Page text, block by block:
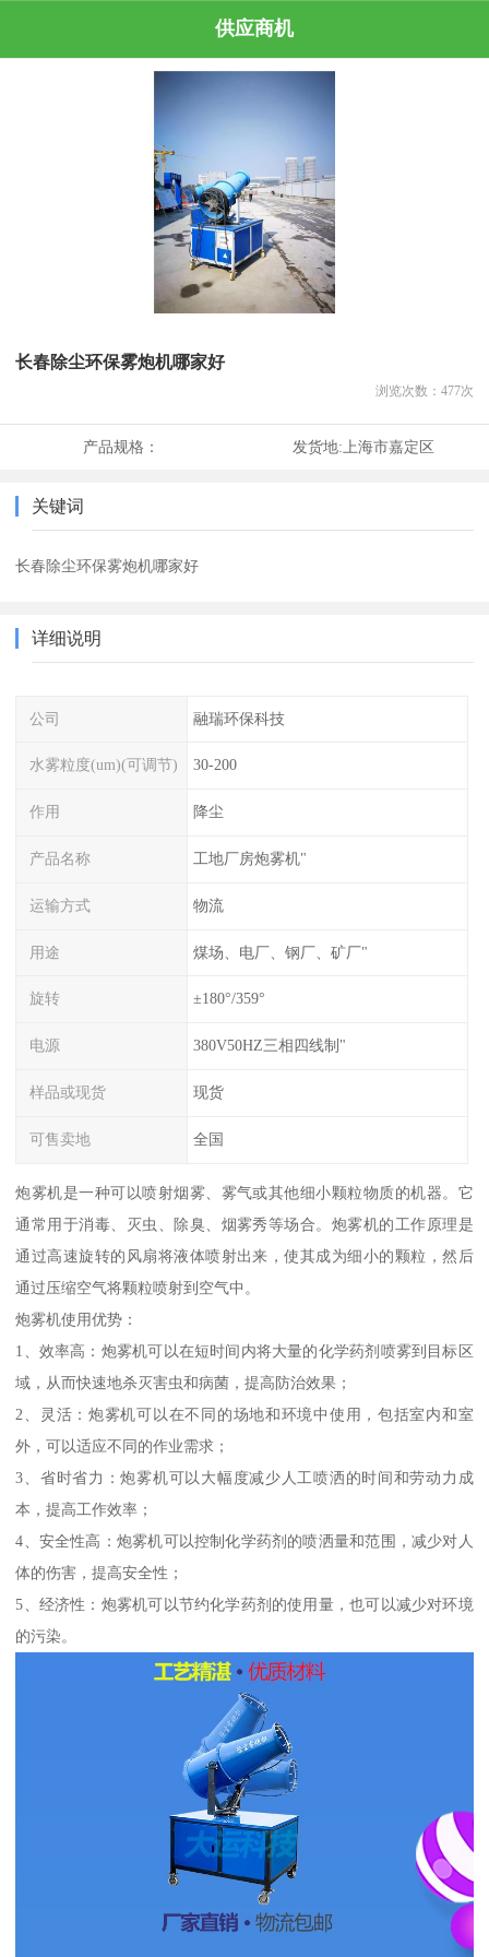
供应商机
长春除尘环保雾炮机哪家好
浏览次数： 477次
产品规格： 发货地:上海市嘉定区
关键词
长春除尘环保雾炮机哪家好
详细说明
公司 融瑞环保科技
水雾粒度(um)(可调节) 30-200
作用 降尘
产品名称 工地厂房炮雾机"
运输方式 物流
用途 煤场、电厂、钢厂、矿厂"
旋转 ±180°/359°
电源 380V50HZ三相四线制"
样品或现货 现货
可售卖地 全国
炮雾机是一种可以喷射烟雾、雾气或其他细小颗粒物质的机器。它
通常用于消毒、灭虫、除臭、烟雾秀等场合。炮雾机的工作原理是
通过高速旋转的风扇将液体喷射出来，使其成为细小的颗粒，然后
通过压缩空气将颗粒喷射到空气中。
炮雾机使用优势：
1、效率高：炮雾机可以在短时间内将大量的化学药剂喷雾到目标区
域，从而快速地杀灭害虫和病菌，提高防治效果；
2、灵活：炮雾机可以在不同的场地和环境中使用，包括室内和室
外，可以适应不同的作业需求；
3、省时省力：炮雾机可以大幅度减少人工喷洒的时间和劳动力成
本，提高工作效率；
4、安全性高：炮雾机可以控制化学药剂的喷洒量和范围，减少对人
体的伤害，提高安全性；
5、经济性：炮雾机可以节约化学药剂的使用量，也可以减少对环境
的污染。